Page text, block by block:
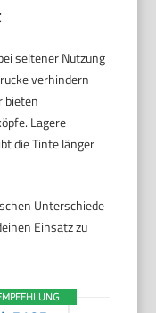
seltener Nutzung
verhindern
bieten
Lagere
die Tinte länger
Unterschiede
Einsatz zu